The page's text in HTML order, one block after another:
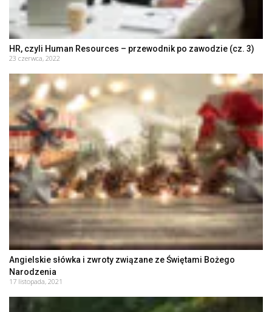
HR, czyli Human Resources – przewodnik po zawodzie (cz. 3)
23 czerwca, 2022
Angielskie słówka i zwroty związane ze Świętami Bożego
Narodzenia
17 listopada, 2021